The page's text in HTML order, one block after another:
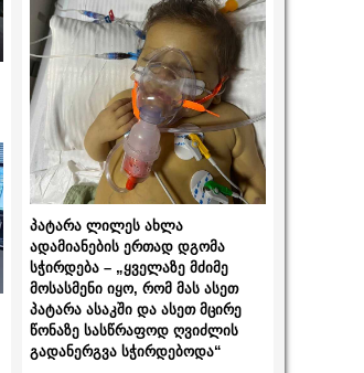
პატარა ლილეს ახლა
ადამიანების ერთად დგომა
სჭირდება – „ყველაზე მძიმე
მოსასმენი იყო, რომ მას ასეთ
პატარა ასაკში და ასეთ მცირე
წონაზე სასწრაფოდ ღვიძლის
გადანერგვა სჭირდებოდა“